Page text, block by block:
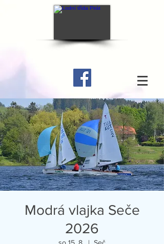
Modrá vlajka Seče
2026